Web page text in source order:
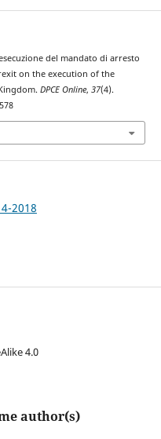
del mandato di arresto
on the execution of the
DPCE Online, 37(4).
2018
4.0
author(s)